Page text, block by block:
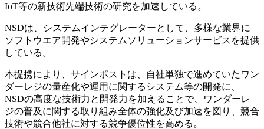
IoT等の新技術先端技術の研究を加速している。
NSDは、システムインテグレーターとして、多様な業界に
ソフトウエア開発やシステムソリューションサービスを提供
している。
本提携により、サインポストは、自社単独で進めていたワン
ダーレジの量産化や運用に関するシステム等の開発に、
NSDの高度な技術力と開発力を加えることで、ワンダーレ
ジの普及に関する取り組み全体の強化及び加速を図り、競合
技術や競合他社に対する競争優位性を高める。